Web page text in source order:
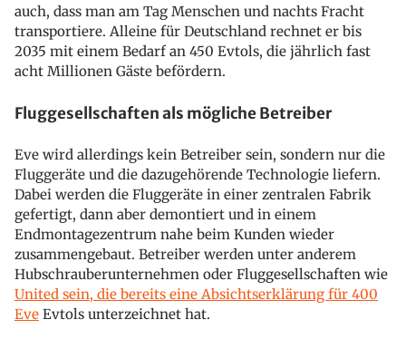
auch, dass man am Tag Menschen und nachts Fracht
transportiere. Alleine für Deutschland rechnet er bis
2035 mit einem Bedarf an 450 Evtols, die jährlich fast
acht Millionen Gäste befördern.
Fluggesellschaften als mögliche Betreiber
Eve wird allerdings kein Betreiber sein, sondern nur die
Fluggeräte und die dazugehörende Technologie liefern.
Dabei werden die Fluggeräte in einer zentralen Fabrik
gefertigt, dann aber demontiert und in einem
Endmontagezentrum nahe beim Kunden wieder
zusammengebaut. Betreiber werden unter anderem
Hubschrauberunternehmen oder Fluggesellschaften wie
United sein, die bereits eine Absichtserklärung für 400
Eve Evtols unterzeichnet hat.